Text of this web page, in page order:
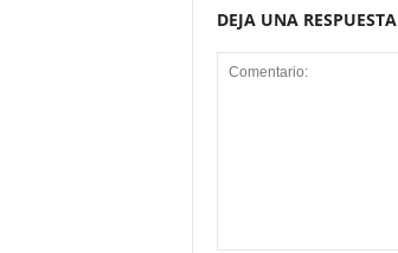
DEJA UNA RESPUESTA